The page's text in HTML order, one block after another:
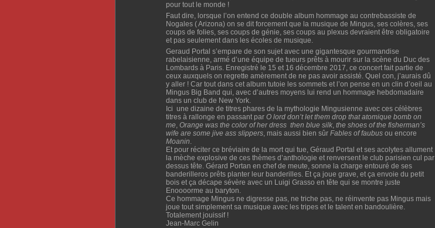
pour tout le monde !
Faut dire, lorsque l’on entend ce double album hommage au contrebassiste de
Nogales ( Arizona) on se dit forcement que la musique de Mingus, ses colères, ses
coups de folies, ses coups de génie, ses coups au plexus devraient être obligatoire
et pas seulement dans les écoles de musique.
Geraud Portal s’empare de son sujet avec une gigantesque gourmandise
rabelaisienne, armé d’une équipe de tueurs prêts à mourir sur la scène du Duc des
Lombards à Paris. Enregistré le 15 et 16 décembre 2017, ce concert fait partie de
ceux auxquels on regrette amèrement de ne pas avoir assisté. Quel con, j’aurais dû
y aller ! Car tout dans cet album tutoie les sommets et l’on pense en un clin d’oeil au
Mingus Big Band qui, avec d’autres moyens lui rend un hommage hebdomadaire
dans un club de New York.
Ici une dizaine de titres phares de la mythologie Mingusienne avec ces célèbres
titres à rallonge en passant par O lord don’t let them drop that atomique bomb on
me Orange was the color of her dress then blue silk the shoes of the fisherman’s
wife are some jive ass slippers , mais aussi bien sûr Fables of faubus ou encore
Moanin
Et pour réciter ce bréviaire de la mort qui tue, Géraud Portal et ses acolytes allument
la mèche explosive de ces thèmes d’anthologie et renversent le club parisien cul par
dessus tête. Gérard Portan en chef de meute, sonne la charge entouré de ses
banderilleros prêts planter leur banderilles. Et ça joue grave, et ça envoie du petit
bois et ça décape sévère avec un Luigi Grasso en tête qui se montre juste
Enoooorme au baryton.
Ce hommage Mingus ne digresse pas, ne triche pas, ne réinvente pas Mingus mais
joue tout simplement sa musique avec les tripes et le talent en bandoulière.
Totalement jouissif !
Jean-Marc Gelin